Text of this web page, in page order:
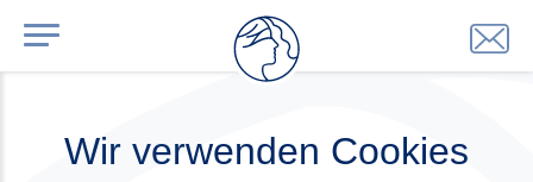
Wir verwenden Cookies